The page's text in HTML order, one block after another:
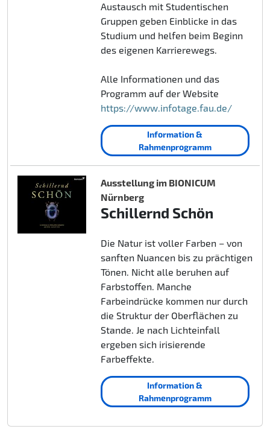
Austausch mit Studentischen
Gruppen geben Einblicke in das
Studium und helfen beim Beginn
des eigenen Karrierewegs.
Alle Informationen und das
Programm auf der Website
https://www.infotage.fau.de/
Information &
Rahmenprogramm
Ausstellung im BIONICUM
Nürnberg
Schillernd Schön
Die Natur ist voller Farben – von
sanften Nuancen bis zu prächtigen
Tönen. Nicht alle beruhen auf
Farbstoffen. Manche
Farbeindrücke kommen nur durch
die Struktur der Oberflächen zu
Stande. Je nach Lichteinfall
ergeben sich irisierende
Farbeffekte.
Information &
Rahmenprogramm